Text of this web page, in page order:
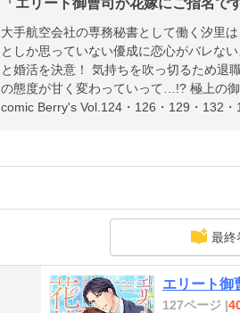
大手航空会社の専務秘書として働く汐里
としか思っていない優成に恋心がバレな
と婚活を決意！ 気持ちを吹っ切るため退
の態度が甘く変わっていって…!? 極上の
comic Berry's Vol.124・126・129・132
最終
エリート御
127ページ |